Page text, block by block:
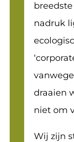
nadruk
draaien
niet om
Wij zijn